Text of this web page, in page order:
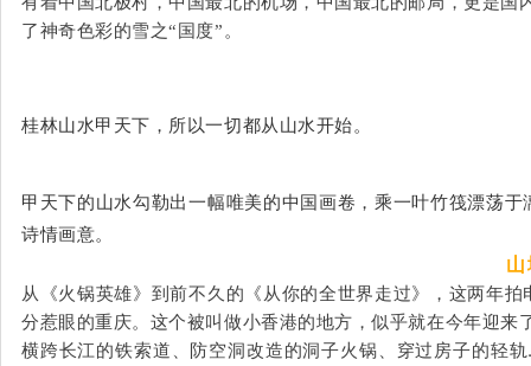
了神奇色彩的雪之“国度”。
桂林山水甲天下，所以一切都从山水开始。
甲天下的山水勾勒出一幅唯美的中国画卷，乘一叶竹筏漂荡
诗情画意。
从《火锅英雄》到前不久的《从你的全世界走过》，这两年
分惹眼的重庆。这个被叫做小香港的地方，似乎就在今年迎来
横跨长江的铁索道、防空洞改造的洞子火锅、穿过房子的轻